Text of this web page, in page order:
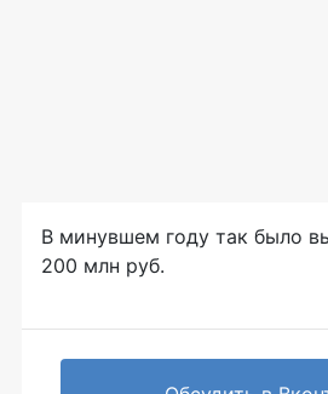
В минувшем году так было
200 млн руб.